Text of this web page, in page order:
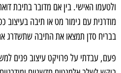
ולטעמו האישי. בין אם מדובר בתיבת
מודרנית עם גימור מט או תיבה בעיצוב
בבריח סדן תמצאו את התיבה שתשדרג
פעם, עבדתי על פרויקט עיצוב פנים